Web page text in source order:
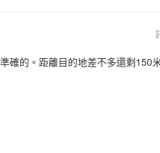
確的。距離目的地差不多還剩150